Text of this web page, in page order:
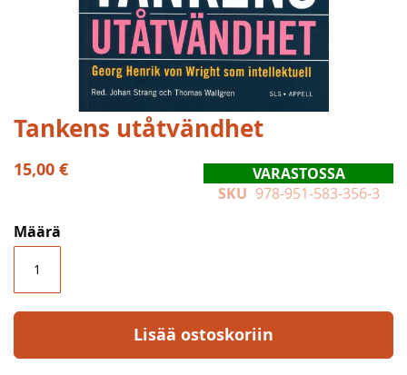
Skip
to
the
beginning
images
gallery
Tankens utåtvändhet
15,00 €
VARASTOSSA
SKU 978-951-583-356-3
Määrä
Lisää ostoskoriin